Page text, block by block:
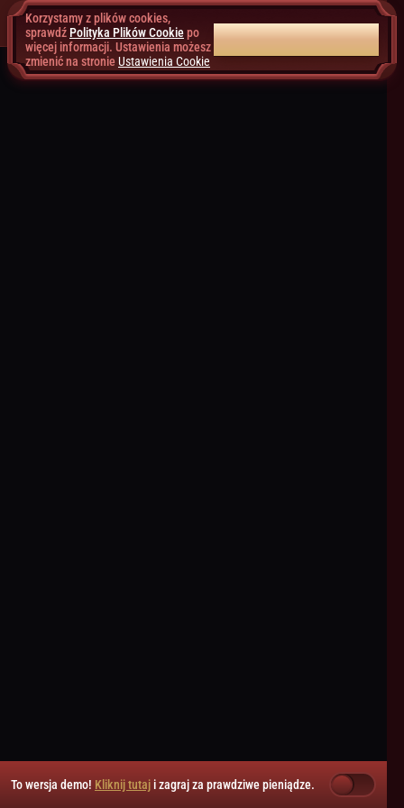
To wersja demo! Kliknij tutaj i zagraj za prawdziwe pieniądze.
Korzystamy z plików cookies,
sprawdź Polityka Plików Cookiepo
więcej informacji. Ustawienia możesz
zmienić na stronieUstawienia Cookie
AKCEPTUJ WSZYSTKIE